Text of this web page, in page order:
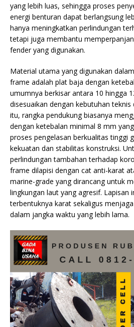
yang lebih luas, sehingga proses
energi benturan dapat berlangsung
hanya meningkatkan perlindungan
tetapi juga membantu
fender yang digunakan.
Material utama yang digunakan
frame adalah plat baja dengan
umumnya berkisar antara 10 hingga
disesuaikan dengan kebutuhan teknis
itu, rangka pendukung biasanya
dengan ketebalan minimal 8 mm
proses pengelasan berkualitas tinggi
kekuatan dan stabilitas konstruksi.
perlindungan tambahan terhadap
frame dilapisi dengan cat anti-karat
marine-grade yang dirancang untuk
lingkungan laut yang agresif. Lapisan
terbentuknya karat sekaligus
dalam jangka waktu yang lebih lama.